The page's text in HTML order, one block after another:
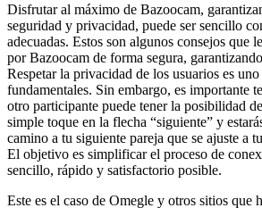
Disfrutar al máximo de Bazoocam,
seguridad y privacidad, puede ser sencillo
adecuadas. Estos son algunos consejos que
por Bazoocam de forma segura,
Respetar la privacidad de los usuarios es
fundamentales. Sin embargo, es importante
otro participante puede tener la posibilidad
simple toque en la flecha “siguiente” y
camino a tu siguiente pareja que se ajuste a
El objetivo es simplificar el proceso de
sencillo, rápido y satisfactorio posible.
Este es el caso de Omegle y otros sitios que